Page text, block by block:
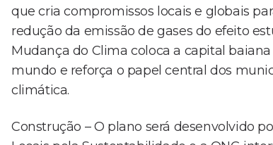
que cria compromissos locais e globais
redução da emissão de gases do efeito
Mudança do Clima coloca a capital
mundo e reforça o papel central dos
climática.
Construção – O plano será desenvolvido